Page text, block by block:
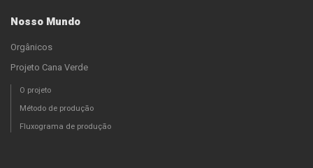
Nosso Mundo
Orgânicos
Projeto Cana Verde
O projeto
Método de produção
Fluxograma de produção